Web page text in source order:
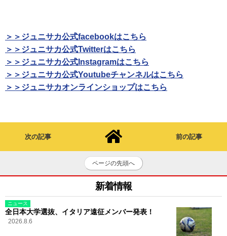
＞＞ジュニサカ公式facebookはこちら
＞＞ジュニサカ公式Twitterはこちら
＞＞ジュニサカ公式Instagramはこちら
＞＞ジュニサカ公式Youtubeチャンネルはこちら
＞＞ジュニサカオンラインショップはこちら
次の記事 前の記事
ページの先頭へ
新着情報
ニュース
全日本大学選抜、イタリア遠征メンバー発表！
2026.8.6